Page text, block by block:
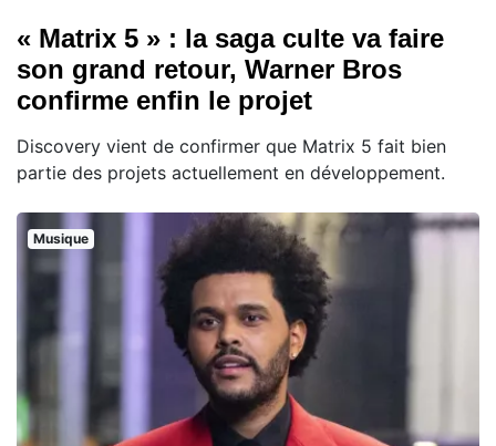
« Matrix 5 » : la saga culte va faire
son grand retour, Warner Bros
confirme enfin le projet
Discovery vient de confirmer que Matrix 5 fait bien
partie des projets actuellement en développement.
Musique